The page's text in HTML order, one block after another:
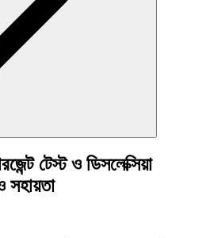
টেস্ট ও ডিসলেক্সিয়া
সহায়তা